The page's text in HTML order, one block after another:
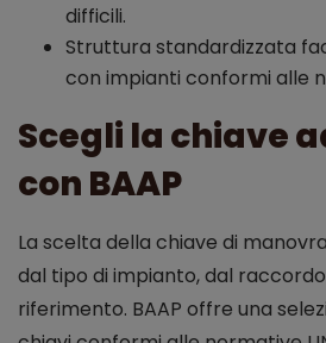
difficili.
Struttura standardizzata
con impianti conformi alle
Scegli la chiave
con BAAP
La scelta della chiave di
dal tipo di impianto, dal
riferimento. BAAP offre una